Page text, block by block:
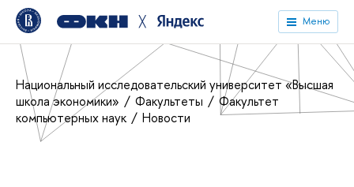
╳ Меню
Национальный исследовательский университет «Высшая
школа экономики»
Факультеты
Факультет
компьютерных наук
Новости